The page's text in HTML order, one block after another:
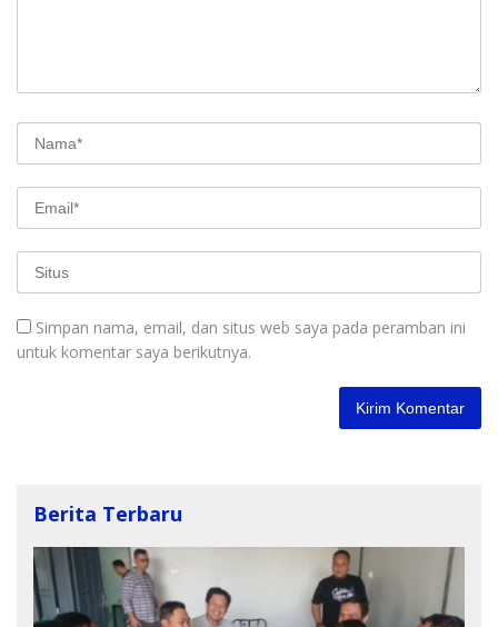
Simpan nama, email, dan situs web saya pada peramban ini
untuk komentar saya berikutnya.
Berita Terbaru